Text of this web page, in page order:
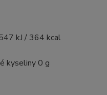
kJ / 364 kcal
kyseliny 0 g